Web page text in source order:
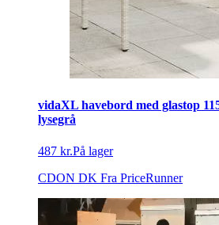
vidaXL havebord med glastop
lysegrå
487 kr.På lager
CDON DK Fra PriceRunner